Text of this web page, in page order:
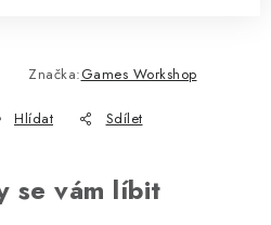
Značka:Games Workshop
Hlídat Sdílet
se vám líbit